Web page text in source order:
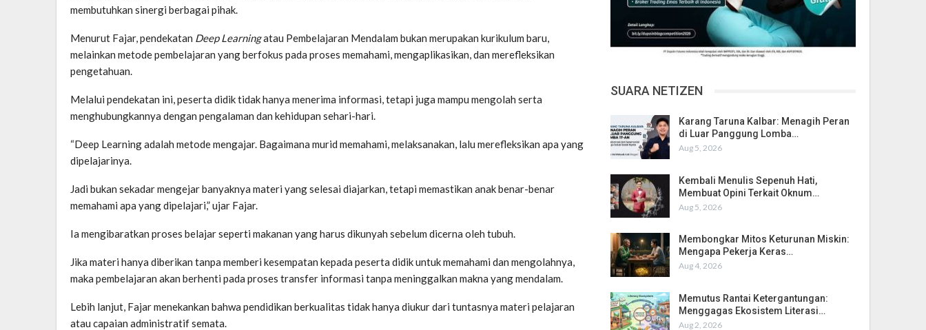
membutuhkan sinergi berbagai pihak.
Menurut Fajar, pendekatan Deep Learningatau Pembelajaran Mendalam bukan merupakan kurikulum baru,
melainkan metode pembelajaran yang berfokus pada proses memahami, mengaplikasikan, dan merefleksikan
pengetahuan.
Melalui pendekatan ini, peserta didik tidak hanya menerima informasi, tetapi juga mampu mengolah serta
menghubungkannya dengan pengalaman dan kehidupan sehari-hari.
“Deep Learning adalah metode mengajar. Bagaimana murid memahami, melaksanakan, lalu merefleksikan apa yang
dipelajarinya.
Jadi bukan sekadar mengejar banyaknya materi yang selesai diajarkan, tetapi memastikan anak benar-benar
memahami apa yang dipelajari,” ujar Fajar.
Ia mengibaratkan proses belajar seperti makanan yang harus dikunyah sebelum dicerna oleh tubuh.
Jika materi hanya diberikan tanpa memberi kesempatan kepada peserta didik untuk memahami dan mengolahnya,
maka pembelajaran akan berhenti pada proses transfer informasi tanpa meninggalkan makna yang mendalam.
Lebih lanjut, Fajar menekankan bahwa pendidikan berkualitas tidak hanya diukur dari tuntasnya materi pelajaran
atau capaian administratif semata.
SUARA NETIZEN
Karang Taruna Kalbar: Menagih Peran
di Luar Panggung Lomba…
Aug 5, 2026
Kembali Menulis Sepenuh Hati,
Membuat Opini Terkait Oknum…
Aug 5, 2026
Membongkar Mitos Keturunan Miskin:
Mengapa Pekerja Keras…
Aug 4, 2026
Memutus Rantai Ketergantungan:
Menggagas Ekosistem Literasi…
Aug 2, 2026